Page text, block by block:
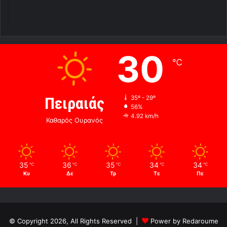
Πειραιάς
Καθαρός Ουρανός
30 ℃
35º - 29º
56%
4.92 km/h
35 ℃
Κυ
36 ℃
Δε
35 ℃
Τρ
34 ℃
Τε
34 ℃
Πε
© Copyright 2026, All Rights Reserved | Power by Redaroume